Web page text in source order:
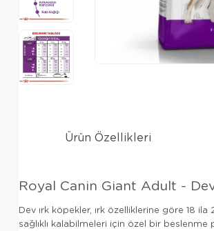
Ürün Özellikleri
Royal Canin Giant Adult -
Dev ırk köpekler, ırk özelliklerine göre 18
sağlıklı kalabilmeleri için özel bir beslenme